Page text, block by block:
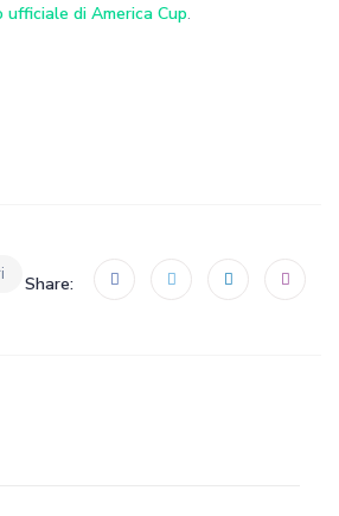
ufficiale di America Cup.
Share: